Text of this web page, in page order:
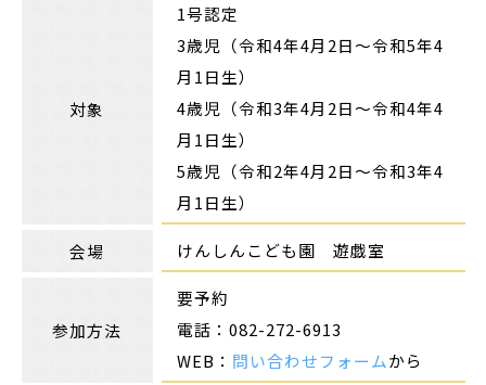
対象
1号認定
3歳児（令和4年4月2日～令和5年4
月1日生）
4歳児（令和3年4月2日～令和4年4
月1日生）
5歳児（令和2年4月2日～令和3年4
月1日生）
会場 けんしんこども園 遊戯室
参加方法
要予約
電話：082-272-6913
WEB： 問い合わせフォームから